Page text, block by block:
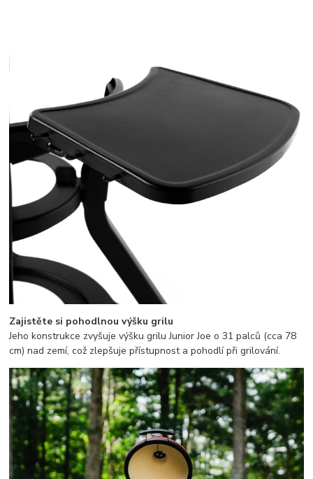
Zajistěte si pohodlnou výšku grilu
Jeho konstrukce zvyšuje výšku grilu Junior Joe o 31 palců (cca 78
cm) nad zemí, což zlepšuje přístupnost a pohodlí při grilování.